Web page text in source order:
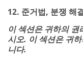
12. 준거법, 분쟁 해
이 섹션은 귀하의
시오. 이 섹션은 귀
니다.